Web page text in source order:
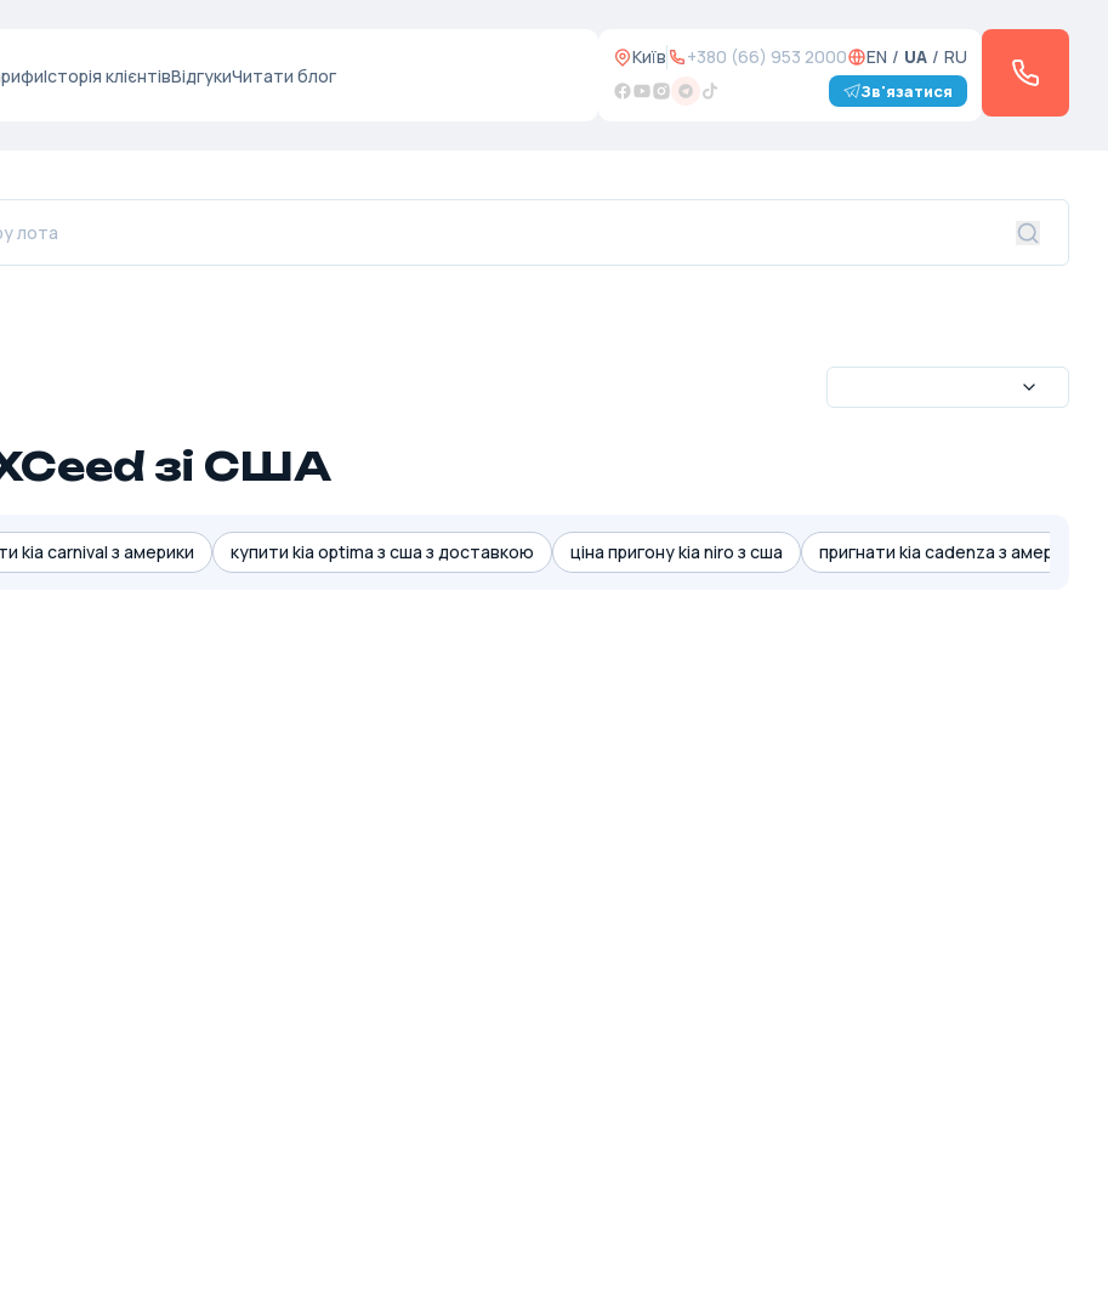
Історія клієнтівВідгукиЧитати блог
Київ +380 (66) 953 2000 EN / UA / RU
Зв'язатися
зі США
kia carnival з америки купити kia optima з сша з доставкою ціна пригону kia niro з сша пригнати kia cadenza з америки